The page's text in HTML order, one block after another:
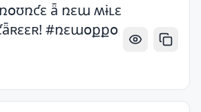
ǟ ռɛա ʍɨʟɛ
#ռɛաօքքօ